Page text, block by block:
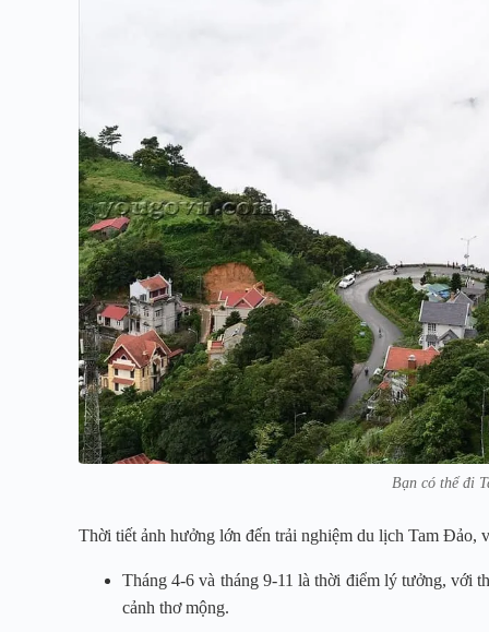
Bạn có thể đi
Thời tiết ảnh hưởng lớn đến trải nghiệm du lịch Tam Đảo,
Tháng 4-6 và tháng 9-11 là thời điểm lý tưởng, với
cảnh thơ mộng.